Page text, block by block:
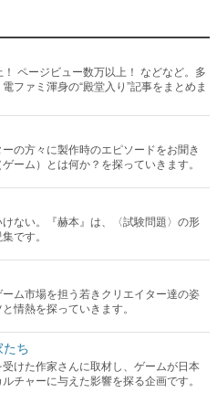
ファミ渾身の“殿堂入り”記事をまとめま
の方々に製作時のエピソードをお聞き
ーム）とは何か？を探っていきます。
ない。『赫本』は、〈試験問題〉の形
です。
ム市場を担う若きクリエイター達の姿
情熱を探っていきます。
ち
けた作家さんに取材し、ゲームが日本
チャーに与えた影響を探る企画です。
産業史
における主要なトピック・タイトルを
のインタビューや識者による解説を掲